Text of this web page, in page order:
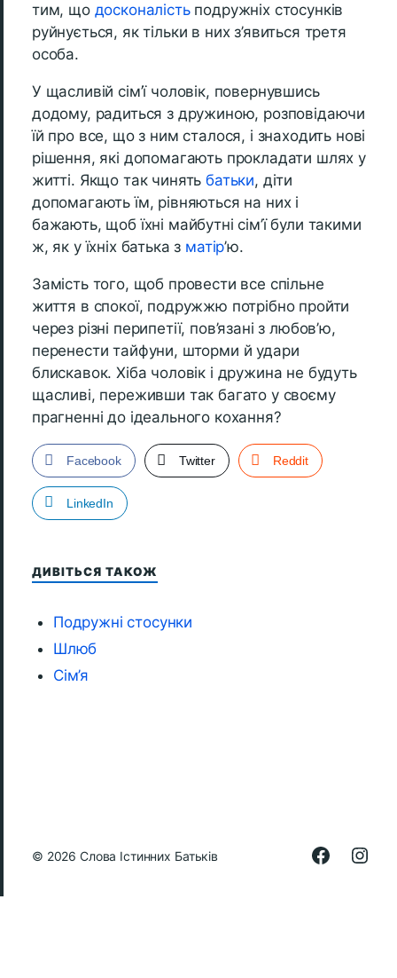
тим, що досконалістьподружніх стосунків
руйнується, як тільки в них з’явиться третя
особа.
У щасливій сім’ї чоловік, повернувшись
додому, радиться з дружиною, розповідаючи
їй про все, що з ним сталося, і знаходить нові
рішення, які допомагають прокладати шлях у
житті. Якщо так чинятьбатьки, діти
допомагають їм, рівняються на них і
бажають, щоб їхні майбутні сім’ї були такими
ж, як у їхніх батька з матір’ю.
Замість того, щоб провести все спільне
життя в спокої, подружжю потрібно пройти
через різні перипетії, пов’язані з любов’ю,
перенести тайфуни, шторми й удари
блискавок. Хіба чоловік і дружина не будуть
щасливі, переживши так багато у своєму
прагненні до ідеального кохання?
Facebook Twitter Reddit
LinkedIn
ДИВІТЬСЯ ТАКОЖ
Подружні стосунки
Шлюб
Сім’я
© 2026Слова Істинних Батьків